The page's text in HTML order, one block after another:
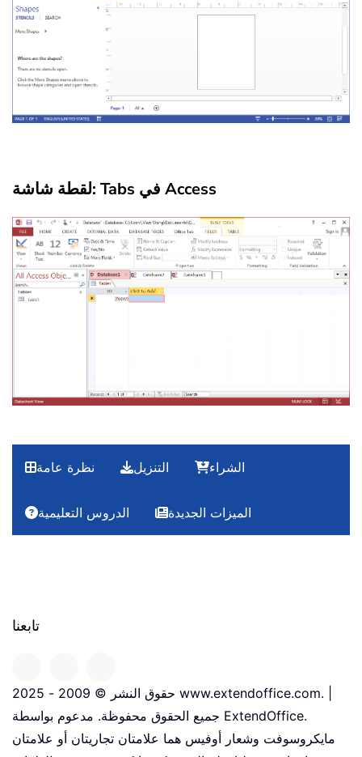
لقطة شاشة: Tabs في Access
نظرة عامة التنزيل الشراء
الدروس التعليمية الميزات الجديدة
تابعنا
حقوق النشر © 2009 - 2025 www.extendoffice.com. |
جميع الحقوق محفوظة. مدعوم بواسطة ExtendOffice.
مايكروسوفت وشعار أوفيس هما علامتان تجاريتان أو علامتان